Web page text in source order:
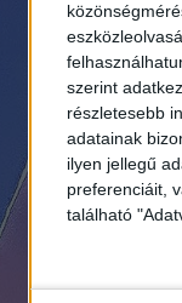
szerint
részletesebb
adatainak
ilyen jellegű
preferenciáit,
található